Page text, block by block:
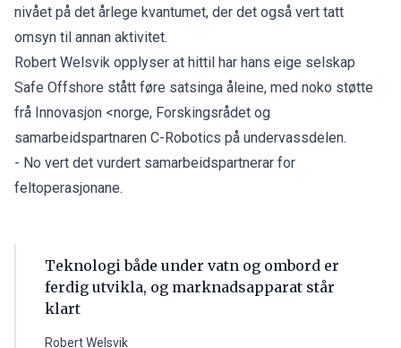
nivået på det årlege kvantumet, der det også vert tatt
omsyn til annan aktivitet.
Robert Welsvik opplyser at hittil har hans eige selskap
Safe Offshore stått føre satsinga åleine, med noko støtte
frå Innovasjon <norge, Forskingsrådet og
samarbeidspartnaren C-Robotics på undervassdelen.
- No vert det vurdert samarbeidspartnerar for
feltoperasjonane.
Teknologi både under vatn og ombord er
ferdig utvikla, og marknadsapparat står
klart
Robert Welsvik